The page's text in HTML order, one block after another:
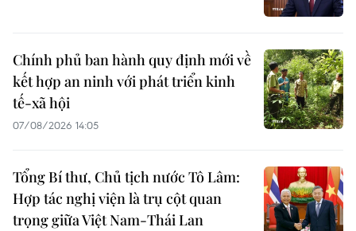
Chính phủ ban hành quy định mới về
kết hợp an ninh với phát triển kinh
tế-xã hội
07/08/2026 14:05
Tổng Bí thư, Chủ tịch nước Tô Lâm:
Hợp tác nghị viện là trụ cột quan
trọng giữa Việt Nam-Thái Lan